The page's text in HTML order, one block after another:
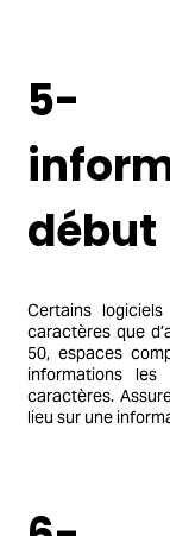
5-
début
Certains
caractères que
50, espaces
informations
caractères.
lieu sur une